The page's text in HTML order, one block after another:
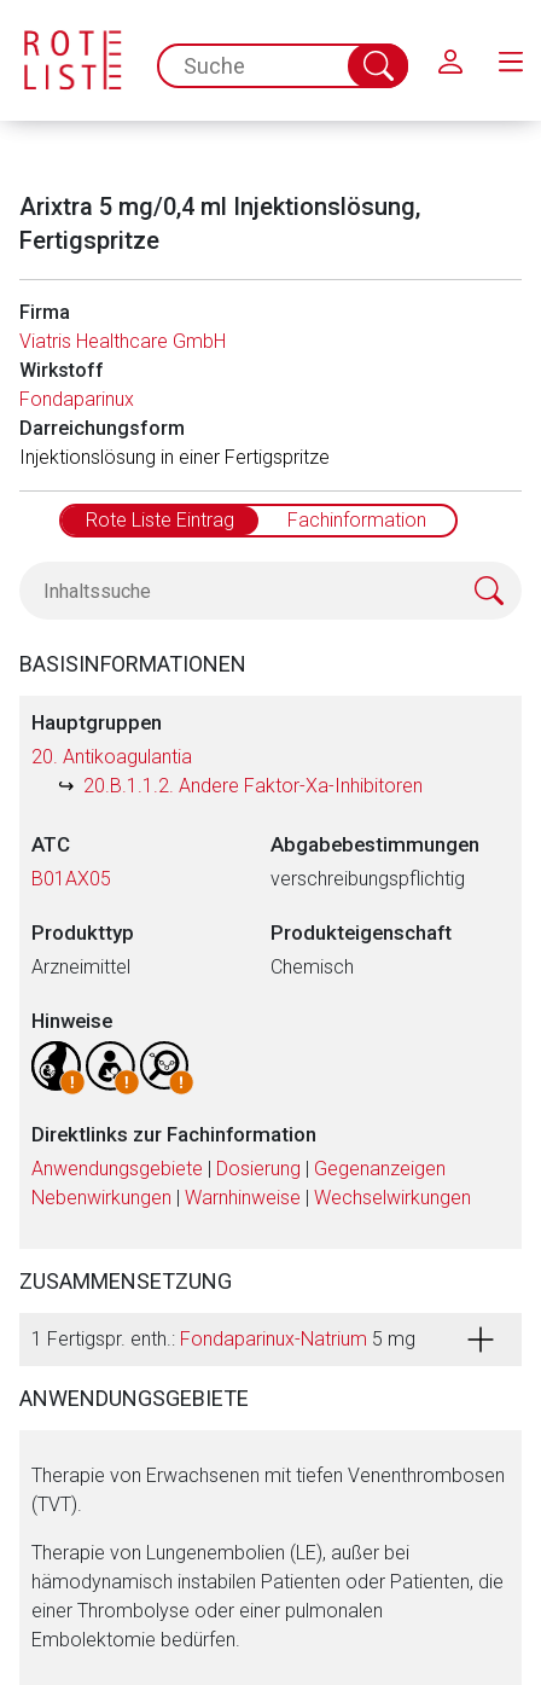
spc.search.input.placeholder
Suche
abschicken
Arixtra 5 mg/0,4 ml Injektionslösung,
Fertigspritze
Firma
Viatris Healthcare GmbH
Wirkstoff
Fondaparinux
Darreichungsform
Injektionslösung in einer Fertigspritze
Rote Liste Eintrag Fachinformation
BASISINFORMATIONEN
Hauptgruppen
20. Antikoagulantia
20.B.1.1.2. Andere Faktor-Xa-Inhibitoren
ATC
B01AX05
Abgabebestimmungen
verschreibungspflichtig
Produkttyp
Arzneimittel
Produkteigenschaft
Chemisch
Hinweise
Direktlinks zur Fachinformation
Anwendungsgebiete | Dosierung | Gegenanzeigen
Nebenwirkungen | Warnhinweise | Wechselwirkungen
ZUSAMMENSETZUNG
1 Fertigspr. enth.: Fondaparinux-Natrium 5 mg
ANWENDUNGSGEBIETE
Therapie von Erwachsenen mit tiefen Venenthrombosen
(TVT).
Therapie von Lungenembolien (LE), außer bei
hämodynamisch instabilen Patienten oder Patienten, die
einer Thrombolyse oder einer pulmonalen
Embolektomie bedürfen.
Der von Ihnen aufgerufene Link öffnet eine externe Web-
Seite. Für die Inhalte der externen Web-Seite ist deren
Betreiber verantwortlich. Ebenso gelten dort ggf. andere
Datenschutzbestimmungen.
Zurück zur rote-liste.de